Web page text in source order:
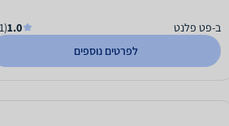
ב-פט פלנט 1.0
(41)
לפרטים נוספים